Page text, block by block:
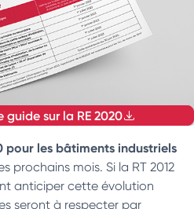
sur la RE 2020
pour les bâtiments industriels
prochains mois. Si la RT 2012
anticiper cette évolution
seront à respecter par